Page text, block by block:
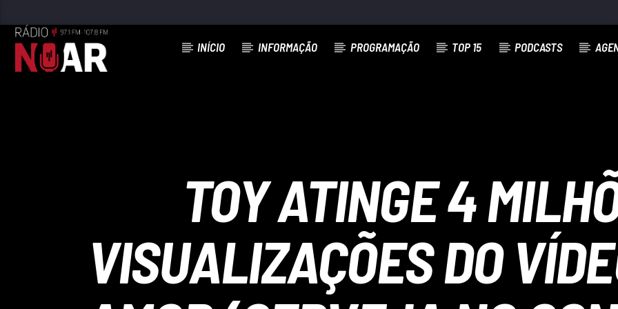
INÍCIO INFORMAÇÃO PROGRAMAÇÃO TOP 15 PODCASTS
TOY ATINGE 4
VISUALIZAÇÕES DO